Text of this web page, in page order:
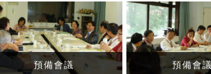
預備會議
預備會